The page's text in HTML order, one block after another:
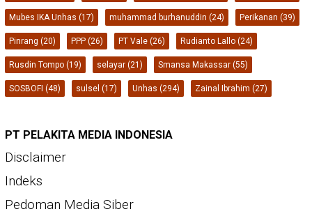
Mubes IKA Unhas (17) muhammad burhanuddin (24) Perikanan (39)
Pinrang (20) PPP (26) PT Vale (26) Rudianto Lallo (24)
Rusdin Tompo (19) selayar (21) Smansa Makassar (55)
SOSBOFI (48) sulsel (17) Unhas (294) Zainal Ibrahim (27)
PT PELAKITA MEDIA INDONESIA
Disclaimer
Indeks
Pedoman Media Siber